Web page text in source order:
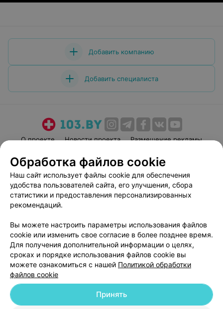
Добавить компанию
Добавить специалиста
О проекте Новости проекта
Размещение рекламы
Пользовательское соглашение
Способы оплаты
Вакансии
Партнеры
Написать руководителю 103.by
Персональные настройки cookie
Обработка персональных данных
© 2026 ООО «Артокс Лаб», УНП 191700409| 220012, Республика Беларусь,
Обработка файлов cookie
Наш сайт использует файлы cookie для обеспечения
удобства пользователей сайта, его улучшения, сбора
статистики и предоставления персонализированных
рекомендаций.
Вы можете настроить параметры использования файлов
cookie или изменить свое согласие в более позднее время.
Для получения дополнительной информации о целях,
сроках и порядке использования файлов cookie вы
можете ознакомиться с нашей Политикой обработки
файлов cookie
Принять